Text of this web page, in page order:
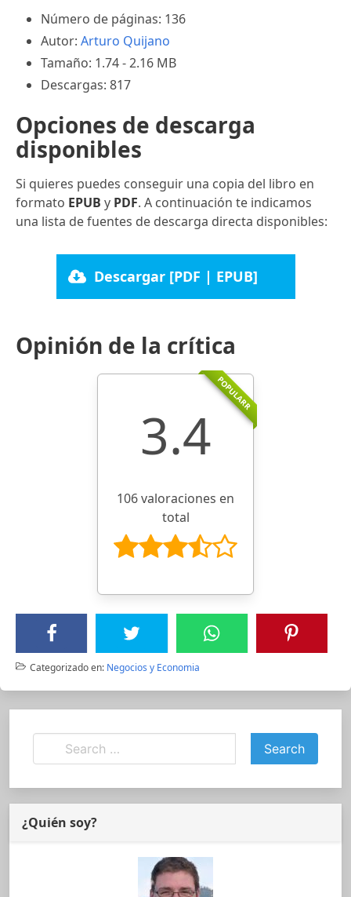
Número de páginas: 136
Autor: Arturo Quijano
Tamaño: 1.74 - 2.16 MB
Descargas: 817
Opciones de descarga
disponibles
Si quieres puedes conseguir una copia del libro en
formato EPUB y PDF. A continuación te indicamos
una lista de fuentes de descarga directa disponibles:
Descargar [PDF | EPUB]
Opinión de la crítica
POPULARR
3.4
106 valoraciones en
total
Categorizado en: Negocios y Economia
¿Quién soy?